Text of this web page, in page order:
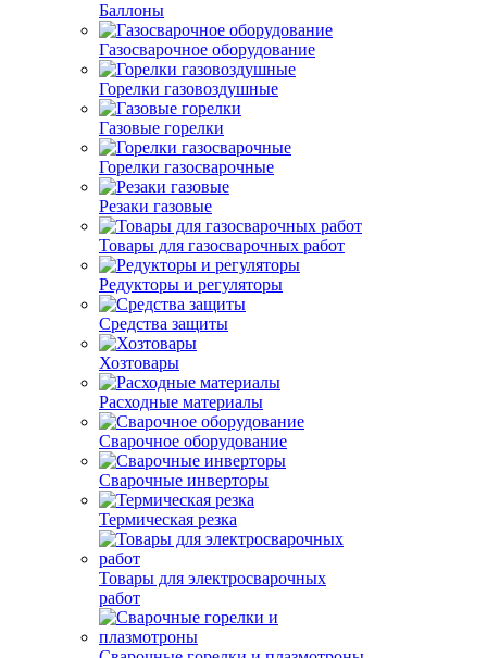
Баллоны
Газосварочное оборудование
Горелки газовоздушные
Газовые горелки
Горелки газосварочные
Резаки газовые
Товары для газосварочных работ
Редукторы и регуляторы
Средства защиты
Хозтовары
Расходные материалы
Сварочное оборудование
Сварочные инверторы
Термическая резка
Товары для электросварочных
работ